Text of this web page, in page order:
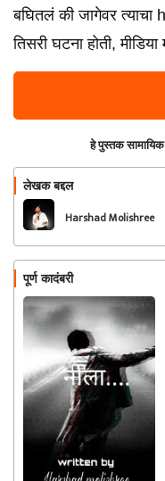
बघितलं की जागेवर त्याचा
तिसरी घटना होती,
हे पुस्तक
लेखक बद्दल
Harshad Molishree
पूर्ण कादंबरी